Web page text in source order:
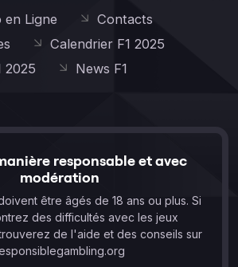
en Ligne
Contacts
Calendrier F1 2025
2025
News F1
responsable et avec
modération
être âgés de 18 ans ou plus. Si
des difficultés avec les jeux
de l'aide et des conseils sur